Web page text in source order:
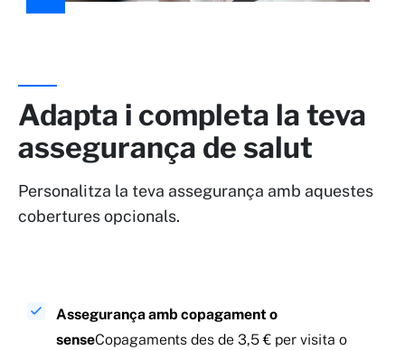
Adapta i completa la teva
assegurança de salut
Personalitza la teva assegurança amb aquestes
cobertures opcionals.
Assegurança amb copagament o
senseCopagaments des de 3,5 € per visita o